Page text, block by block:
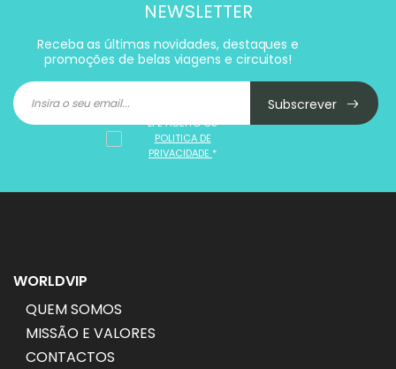
NEWSLETTER
Receba as últimas novidades, destaques e
promoções de belas viagens e circuitos!
Subscrever
LI E ACEITO OS
POLITICA DE
PRIVACIDADE *
WORLDVIP
QUEM SOMOS
MISSÃO E VALORES
CONTACTOS